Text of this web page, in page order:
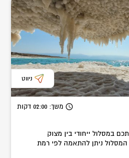
ניווט
משך: 02:00 דקות
במסלול ייחודי בין מצוק
ניתן להתאמה לפי רמת